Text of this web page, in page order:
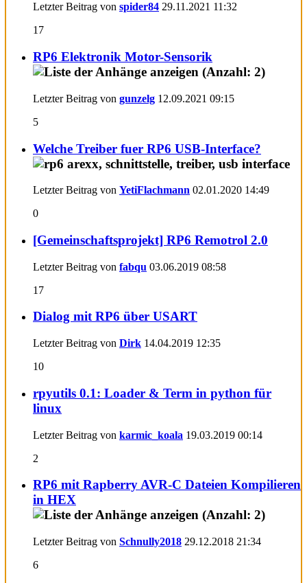
Letzter Beitrag von spider84 29.11.2021 11:32
17
RP6 Elektronik Motor-Sensorik
Letzter Beitrag von gunzelg 12.09.2021 09:15
5
Welche Treiber fuer RP6 USB-Interface?
Letzter Beitrag von YetiFlachmann 02.01.2020 14:49
0
[Gemeinschaftsprojekt] RP6 Remotrol 2.0
Letzter Beitrag von fabqu 03.06.2019 08:58
17
Dialog mit RP6 über USART
Letzter Beitrag von Dirk 14.04.2019 12:35
10
rpyutils 0.1: Loader & Term in python für
linux
Letzter Beitrag von karmic_koala 19.03.2019 00:14
2
RP6 mit Rapberry AVR-C Dateien Kompilieren
in HEX
Letzter Beitrag von Schnully2018 29.12.2018 21:34
6